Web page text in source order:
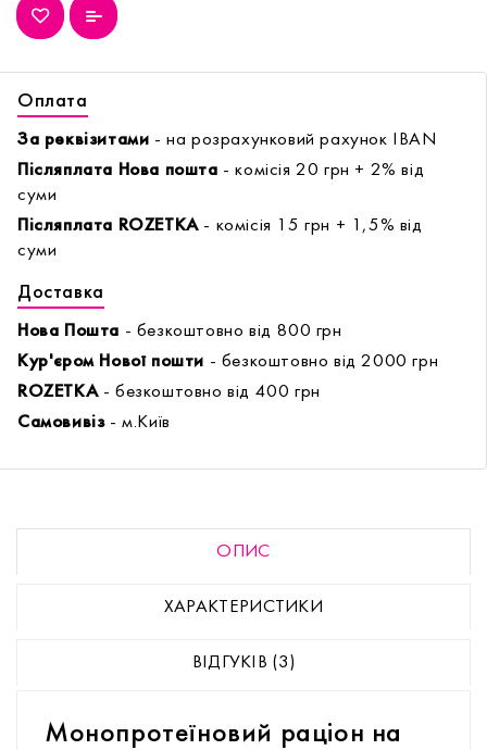
Оплата
За реквізитами - на розрахунковий рахунок IBAN
Післяплата Нова пошта - комісія 20 грн + 2% від
суми
Післяплата ROZETKA- комісія 15 грн + 1,5% від
суми
Доставка
Нова Пошта - безкоштовно від 800 грн
Кур'єром Нової пошти - безкоштовно від 2000 грн
ROZETKA- безкоштовно від 400 грн
Самовивіз- м.Київ
ОПИС
ХАРАКТЕРИСТИКИ
ВІДГУКІВ (3)
Монопротеїновий раціон на